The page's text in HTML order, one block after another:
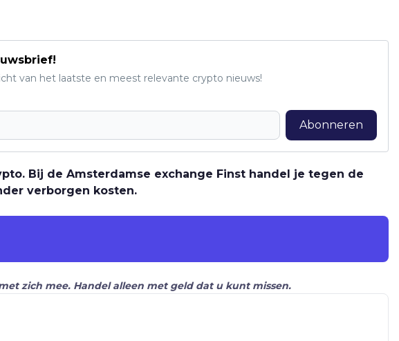
van het laatste en meest relevante crypto nieuws!
Abonneren
Bij de Amsterdamse exchange Finst handel je tegen de
verborgen kosten.
zich mee. Handel alleen met geld dat u kunt missen.